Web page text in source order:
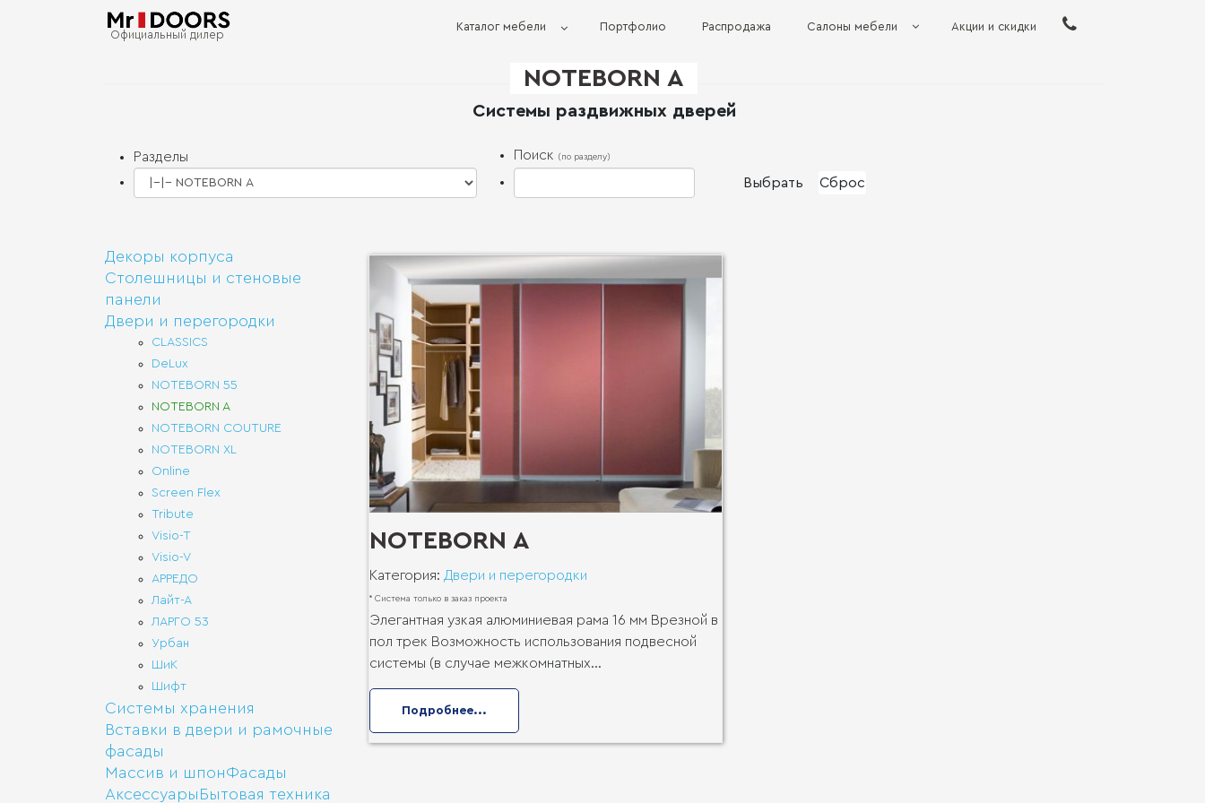
Официальный дилер
Каталог мебели Портфолио Распродажа Салоны мебели Акции и скидки
NOTEBORN A
Системы раздвижных дверей
Разделы Поиск (по разделу)
Декоры корпуса
Столешницы и стеновые
панели
Двери и перегородки
CLASSICS
DeLux
NOTEBORN 55
NOTEBORN A
NOTEBORN COUTURE
NOTEBORN XL
Online
Screen Flex
Tribute
Visio-T
Visio-V
АРРЕДО
Лайт-А
ЛАРГО 53
Урбан
ШиК
Шифт
Системы хранения
Вставки в двери и рамочные
фасады
Массив и шпонФасады
Аксессуары Бытовая техника
NOTEBORN A
Категория: Двери и перегородки
* Система только в заказ проекта
Элегантная узкая алюминиевая рама 16 мм Врезной в
пол трек Возможность использования подвесной
системы (в случае межкомнатных...
Подробнее...